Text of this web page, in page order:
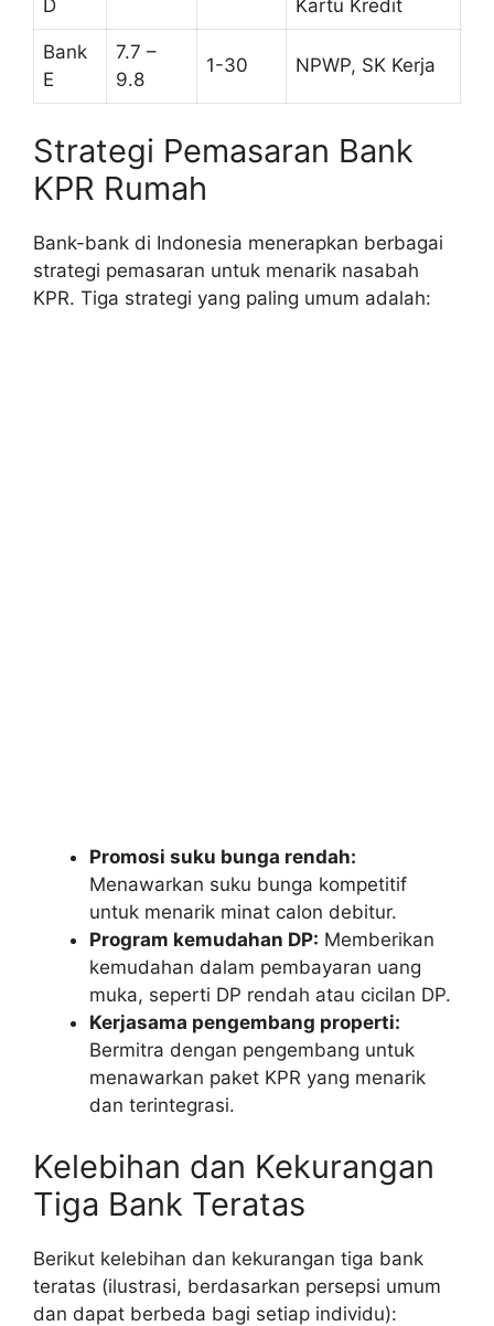
D Kartu Kredit
Bank
E
7.7 –
9.8
1-30 NPWP, SK Kerja
Strategi Pemasaran Bank
KPR Rumah
Bank-bank di Indonesia menerapkan berbagai
strategi pemasaran untuk menarik nasabah
KPR. Tiga strategi yang paling umum adalah:
Promosi suku bunga rendah:
Menawarkan suku bunga kompetitif
untuk menarik minat calon debitur.
Program kemudahan DP: Memberikan
kemudahan dalam pembayaran uang
muka, seperti DP rendah atau cicilan DP.
Kerjasama pengembang properti:
Bermitra dengan pengembang untuk
menawarkan paket KPR yang menarik
dan terintegrasi.
Kelebihan dan Kekurangan
Tiga Bank Teratas
Berikut kelebihan dan kekurangan tiga bank
teratas (ilustrasi, berdasarkan persepsi umum
dan dapat berbeda bagi setiap individu):